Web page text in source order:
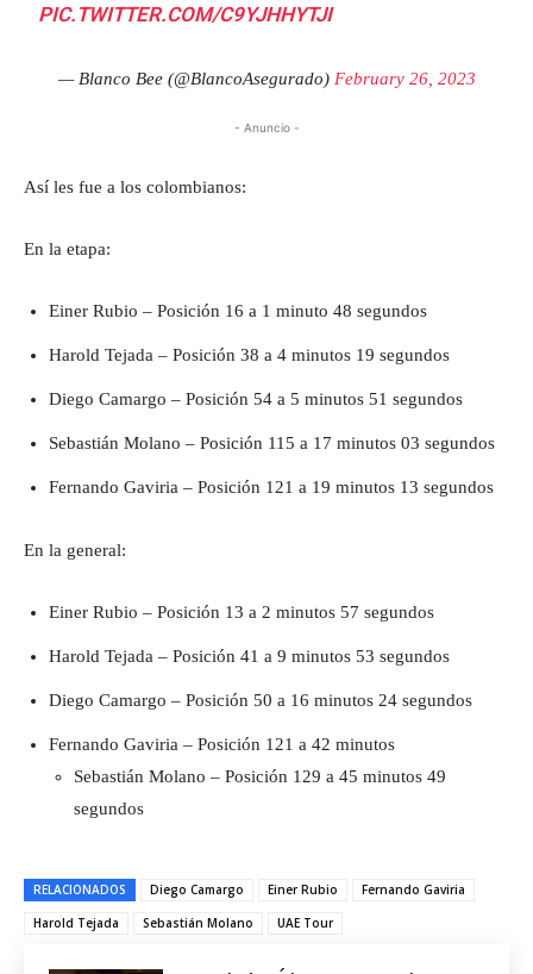
PIC.TWITTER.COM/C9YJHHYTJI
— Blanco Bee (@BlancoAsegurado) February 26, 2023
- Anuncio -
Así les fue a los colombianos:
En la etapa:
Einer Rubio – Posición 16 a 1 minuto 48 segundos
Harold Tejada – Posición 38 a 4 minutos 19 segundos
Diego Camargo – Posición 54 a 5 minutos 51 segundos
Sebastián Molano – Posición 115 a 17 minutos 03 segundos
Fernando Gaviria – Posición 121 a 19 minutos 13 segundos
En la general:
Einer Rubio – Posición 13 a 2 minutos 57 segundos
Harold Tejada – Posición 41 a 9 minutos 53 segundos
Diego Camargo – Posición 50 a 16 minutos 24 segundos
Fernando Gaviria – Posición 121 a 42 minutos
Sebastián Molano – Posición 129 a 45 minutos 49
segundos
RELACIONADOS Diego Camargo Einer Rubio
Fernando Gaviria
Harold Tejada
Sebastián Molano UAE Tour